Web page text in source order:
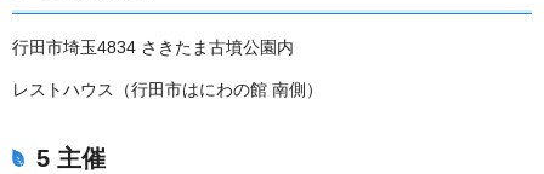
行田市埼玉4834 さきたま古墳公園内
レストハウス（行田市はにわの館 南側）
5 主催